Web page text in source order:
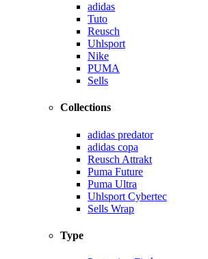
adidas
Tuto
Reusch
Uhlsport
Nike
PUMA
Sells
Collections
adidas predator
adidas copa
Reusch Attrakt
Puma Future
Puma Ultra
Uhlsport Cybertec
Sells Wrap
Type